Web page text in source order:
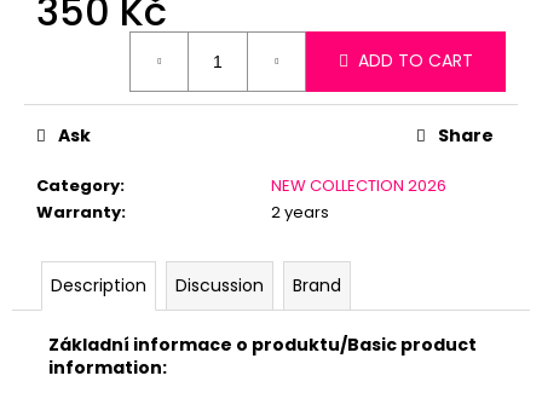
350 Kč
ADD TO CART
Category:
NEW COLLECTION 2026
Warranty: 2 years
Ask Share
Description Discussion Brand
Základní informace o produktu/Basic product
information: